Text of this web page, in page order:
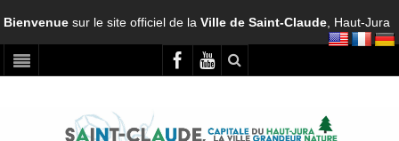
Bienvenuesur le site officiel de laVille de Saint-Claude , Haut-Jura